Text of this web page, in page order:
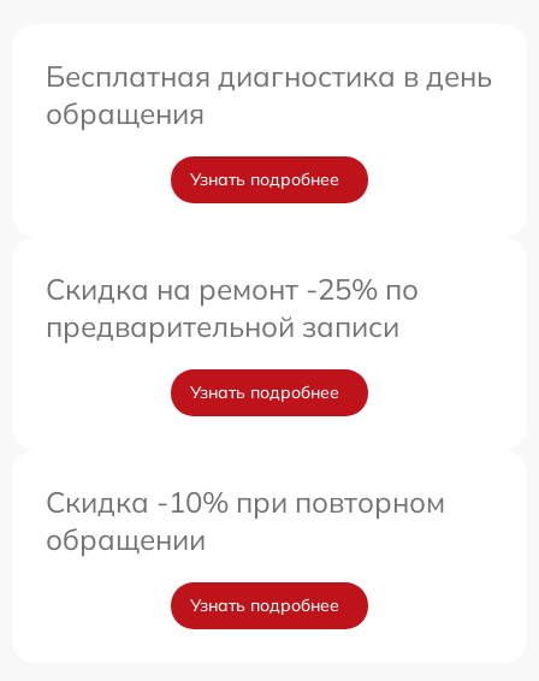
Бесплатная диагностика в день
обращения
Узнать подробнее
Скидка на ремонт -25% по
предварительной записи
Узнать подробнее
Скидка -10% при повторном
обращении
Узнать подробнее